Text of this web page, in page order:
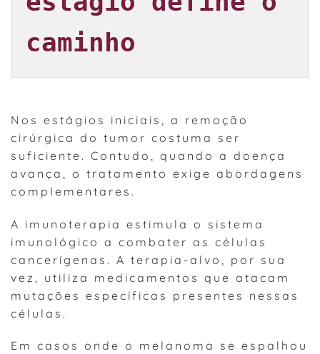
caminho
Nos estágios iniciais, a remoção
cirúrgica do tumor costuma ser
suficiente. Contudo, quando a doença
avança, o tratamento exige abordagens
complementares.
A imunoterapia estimula o sistema
imunológico a combater as células
cancerígenas. A terapia-alvo, por sua
vez, utiliza medicamentos que atacam
mutações específicas presentes nessas
células.
Em casos onde o melanoma se espalhou